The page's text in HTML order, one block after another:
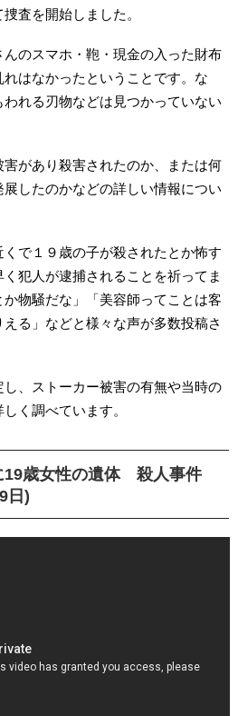
査を開始しました。
のスマホ・鞄・現金の入った財布
はなかったということです。な
れる刃物などは見つかっていない
があり殺害されたのか、または何
したのかなどの詳しい情報につい
で１９歳の子が殺されたとか怖す
犯人が逮捕されることを祈ってま
物騒だな」「美容師ってことは客
る」などと様々な声が多数投稿さ
、ストーカー被害の有無や当時の
く調べています。
19歳女性の遺体 殺人事件
日)